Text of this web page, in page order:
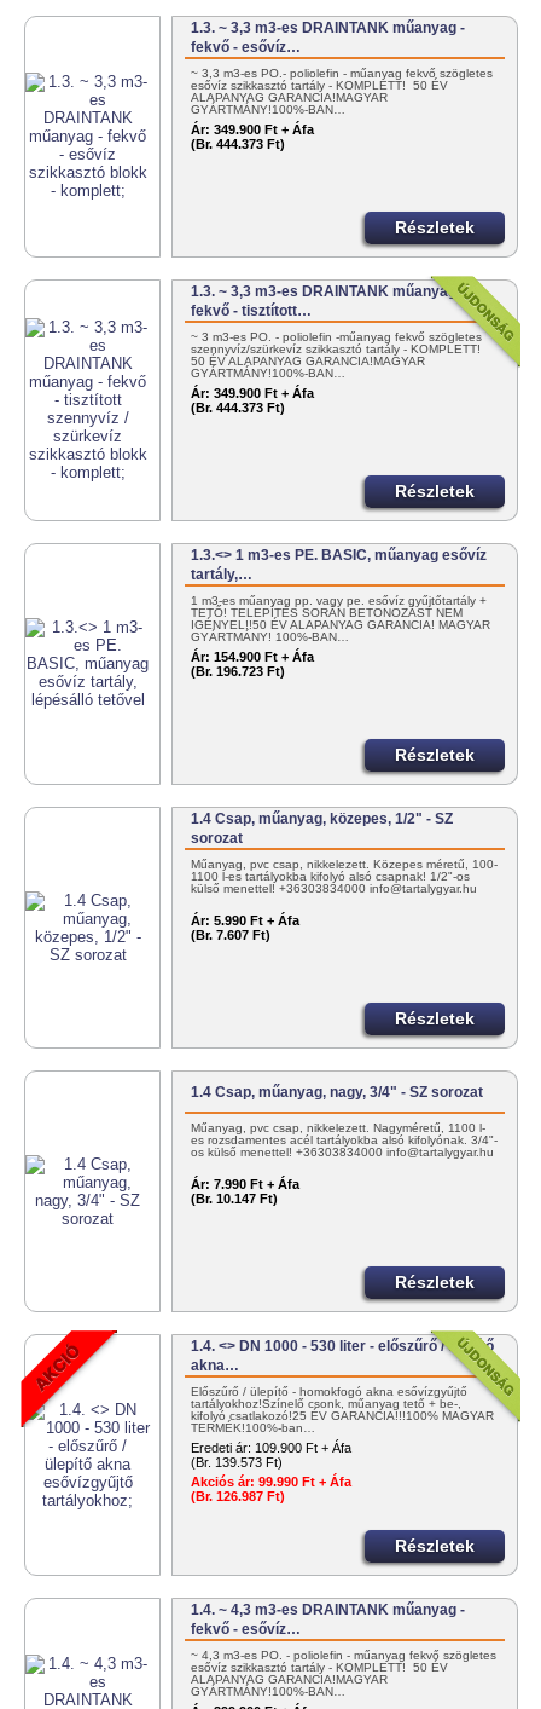
1.3. ~ 3,3 m3-es DRAINTANK műanyag -
fekvő - esővíz…
~ 3,3 m3-es PO.- poliolefin - műanyag fekvő szögletes
esővíz szikkasztó tartály - KOMPLETT! 50 ÉV
ALAPANYAG GARANCIA!MAGYAR
GYÁRTMÁNY!100%-BAN…
Ár: 349.900 Ft + Áfa
(Br. 444.373 Ft)
Részletek
1.3. ~ 3,3 m3-es DRAINTANK műanyag -
fekvő - tisztított…
~ 3 m3-es PO. - poliolefin -műanyag fekvő szögletes
szennyvíz/szürkevíz szikkasztó tartály - KOMPLETT!
50 ÉV ALAPANYAG GARANCIA!MAGYAR
GYÁRTMÁNY!100%-BAN…
Ár: 349.900 Ft + Áfa
(Br. 444.373 Ft)
Részletek
1.3.<> 1 m3-es PE. BASIC, műanyag esővíz
tartály,…
1 m3-es műanyag pp. vagy pe. esővíz gyűjtőtartály +
TETŐ! TELEPÍTÉS SORÁN BETONOZÁST NEM
IGÉNYEL!!50 ÉV ALAPANYAG GARANCIA! MAGYAR
GYÁRTMÁNY! 100%-BAN…
Ár: 154.900 Ft + Áfa
(Br. 196.723 Ft)
Részletek
1.4 Csap, műanyag, közepes, 1/2" - SZ
sorozat
Műanyag, pvc csap, nikkelezett. Közepes méretű, 100-
1100 l-es tartályokba kifolyó alsó csapnak! 1/2"-os
külső menettel! +36303834000 info@tartalygyar.hu
Ár: 5.990 Ft + Áfa
(Br. 7.607 Ft)
Részletek
1.4 Csap, műanyag, nagy, 3/4" - SZ sorozat
Műanyag, pvc csap, nikkelezett. Nagyméretű, 1100 l-
es rozsdamentes acél tartályokba alsó kifolyónak. 3/4"-
os külső menettel! +36303834000 info@tartalygyar.hu
Ár: 7.990 Ft + Áfa
(Br. 10.147 Ft)
Részletek
1.4. <> DN 1000 - 530 liter - előszűrő / ülepítő
akna…
Előszűrő / ülepítő - homokfogó akna esővízgyűjtő
tartályokhoz!Színelő csonk, műanyag tető + be-,
kifolyó csatlakozó!25 ÉV GARANCIA!!!100% MAGYAR
TERMÉK!100%-ban…
Eredeti ár: 109.900 Ft + Áfa
(Br. 139.573 Ft)
Akciós ár: 99.990 Ft + Áfa
(Br. 126.987 Ft)
Részletek
1.4. ~ 4,3 m3-es DRAINTANK műanyag -
fekvő - esővíz…
~ 4,3 m3-es PO. - poliolefin - műanyag fekvő szögletes
esővíz szikkasztó tartály - KOMPLETT! 50 ÉV
ALAPANYAG GARANCIA!MAGYAR
GYÁRTMÁNY!100%-BAN…